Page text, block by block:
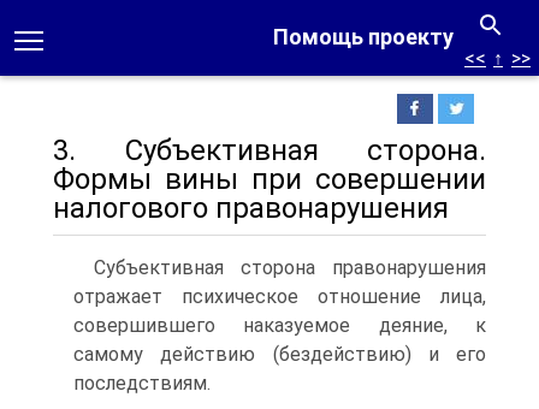
Помощь проекту
<< ↑ >>
3. Субъективная сторона.
Формы вины при совершении
налогового правонарушения
Субъективная сторона правонарушения
отражает психическое отношение лица,
совершившего наказуемое деяние, к
самому действию (бездействию) и его
последствиям.